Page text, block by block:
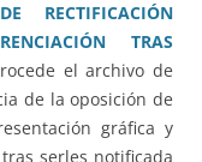
RECTIFICACIÓN
TRAS
el archivo de
de la oposición de
gráfica y
serles notificada